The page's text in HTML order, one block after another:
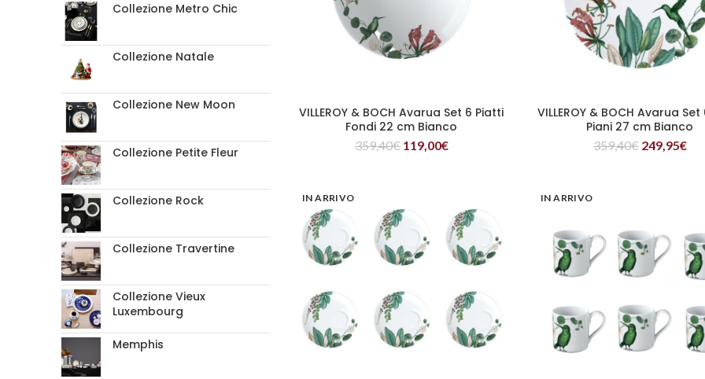
Collezione Metro Chic
Collezione Natale
Collezione New Moon
Collezione Petite Fleur
Collezione Rock
Collezione Travertine
Collezione Vieux
Luxembourg
Memphis
LEGGI TUTTO
VILLEROY & BOCH Avarua Set 6 Piatti
Fondi 22 cm Bianco
359,40€ 119,00€
LEGGI TUTTO
VILLEROY & BOCH Avarua
Piani 27 cm Bianco
359,40€ 249,95€
IN ARRIVO IN ARRIVO